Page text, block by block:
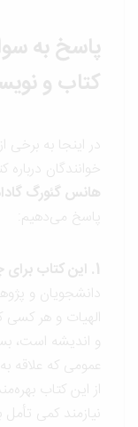
پاسخ به
کتاب و
در اینجا به برخی از
خوانندگان درباره کتاب
هانس گئورگ گادامر
پاسخ می‌دهیم:
دانشجویان و
الهیات و هر کسی که
و اندیشه است،
عمومی که علاقه به
از این کتاب بهره‌مند
نیازمند کمی تأمل